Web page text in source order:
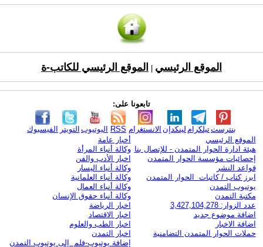
الموقع الرئيسي الموقع الرئيسي للكاتب-ة
تابعونا على:
الفيسبوك التويتر اليوتيوب RSS الانستغرام لينكدإن تيلكرامبنترست
الموقع الرئيسي
هيئة ادارة الحوار المتمدن - للإتصال بنا
إحصائيات مؤسسة الحوار المتمدن
قواعد النشر
ابرز كتاب / كاتبات الحوار المتمدن
يوتيوب التمدن
مكتبة التمدن
عدد الزوار: 3,427,104,278
اضافة موضوع جديد
اضافة الاخبار
حملات الحوار المتمدن التضامنية
أخبار عامة
وكالة أنباء المرأة
اخبار الأدب والفن
وكالة أنباء اليسار
وكالة أنباء العلمانية
وكالة أنباء العمال
وكالة أنباء حقوق الإنسان
اخبار الرياضة
اخبار الاقتصاد
اخبار الطب والعلوم
اخبار التمدن
إضافة يوتيوب-فلم إلى يوتيوب التمدن